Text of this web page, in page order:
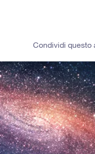
Condividi questo